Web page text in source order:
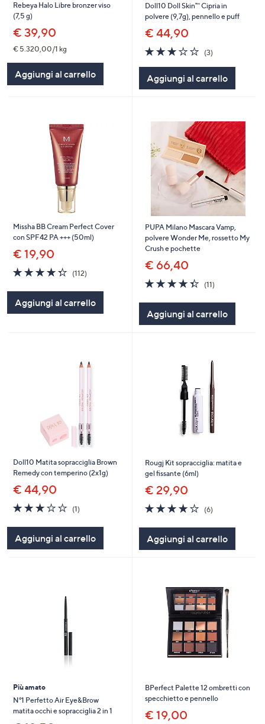
Rebeya Halo Libre bronzer viso
(7,5 g)
€ 39,90
€ 5.320,00/1 kg
Aggiungi al carrello
Doll10 Doll Skin™ Cipria in
polvere (9,7g), pennello e puff
€ 44,90
3.0
of
Stars
(3)3
Aggiungi al carrello
Missha BB Cream Perfect Cover
con SPF42 PA +++ (50ml)
€ 19,90
4.3
of
5
Stars
(112)112
Aggiungi al carrello
PUPA Milano Mascara Vamp,
polvere Wonder Me, rossetto My
Crush e pochette
€ 66,40
4.4
of
5
Stars
(11)11
Aggiungi al carrello
Doll10 Matita sopracciglia Brown
Remedy con temperino (2x1g)
€ 44,90
3.0
of
5
Stars
(1)1
Aggiungi al carrello
Rougj Kit sopracciglia: matita e
gel fissante (6ml)
€ 29,90
3.8
of
5
Stars
(6)6
Aggiungi al carrello
Più amato
N°1 Perfetto Air Eye&Brow
matita occhi e sopracciglia 2 in 1
BPerfect Palette 12 ombretti con
specchietto e pennello
€ 19,00